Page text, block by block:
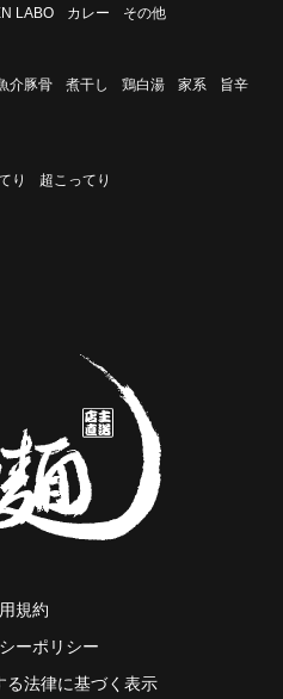
LABO カレー その他
介豚骨 煮干し 鶏白湯 家系
旨辛
り 超こってり
規約
ーポリシー
る法律に基づく表示